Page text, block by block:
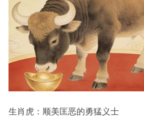
生肖虎：顺美匡恶的勇猛义士